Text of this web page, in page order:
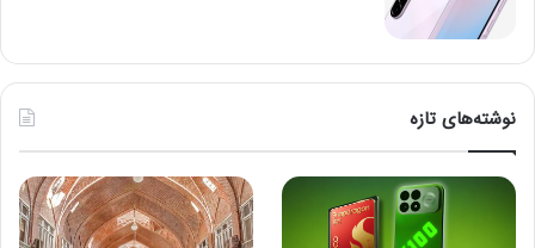
نوشته‌های تازه